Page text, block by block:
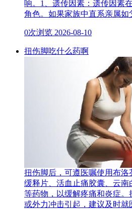
响。1、遗传因素：遗传因素
角色。如果家族中直系亲属如
0次浏览 2026-08-10
扭伤脚吃什么药啊
扭伤脚后，可遵医嘱使用布
缓释片、活血止痛胶囊、云
等药物，以缓解疼痛和炎症
或外力冲击引起，建议及时就